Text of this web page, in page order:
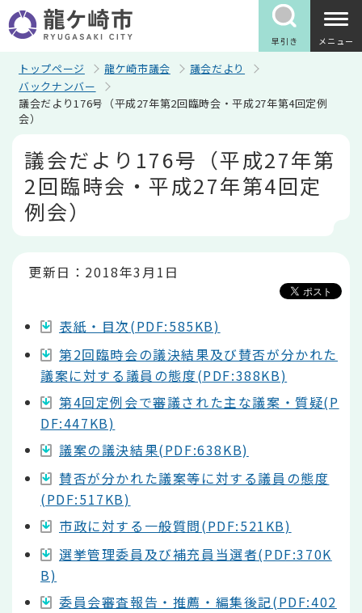
の
ペ
早引き メニュー
トップページ 龍ケ崎市議会
議会だより
バックナンバー
議会だより176号（平成27年第2回臨時会・平成27年第4回定例
会）
議会だより176号（平成27年第
2回臨時会・平成27年第4回定
例会）
更新日：2018年3月1日
表紙・目次(PDF:585KB)
第2回臨時会の議決結果及び賛否が分かれた
議案に対する議員の態度(PDF:388KB)
第4回定例会で審議された主な議案・質疑(P
DF:447KB)
議案の議決結果(PDF:638KB)
賛否が分かれた議案等に対する議員の態度
(PDF:517KB)
市政に対する一般質問(PDF:521KB)
選挙管理委員及び補充員当選者(PDF:370K
B)
委員会審査報告・推薦・編集後記(PDF:402